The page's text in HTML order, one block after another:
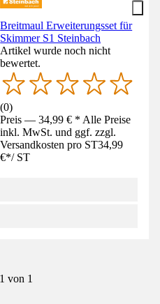
Breitmaul Erweiterungsset für
Skimmer S1 Steinbach
Artikel wurde noch nicht
bewertet.
(0)
Preis — 34,99 € * Alle Preise
inkl. MwSt. und ggf. zzgl.
Versandkosten pro ST34,99
€*/ ST
von 1